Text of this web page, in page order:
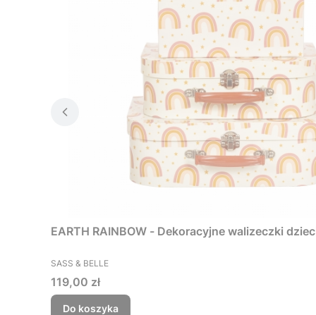
EARTH RAINBOW - Dekoracyjne walizeczki
PRODUCENT
SASS & BELLE
Cena
119,00 zł
Do koszyka